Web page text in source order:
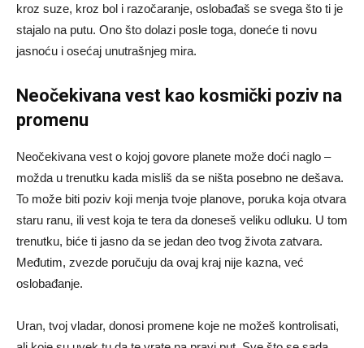
kroz suze, kroz bol i razočaranje, oslobađaš se svega što ti je
stajalo na putu. Ono što dolazi posle toga, doneće ti novu
jasnoću i osećaj unutrašnjeg mira.
Neočekivana vest kao kosmički poziv na
promenu
Neočekivana vest o kojoj govore planete može doći naglo –
možda u trenutku kada misliš da se ništa posebno ne dešava.
To može biti poziv koji menja tvoje planove, poruka koja otvara
staru ranu, ili vest koja te tera da doneseš veliku odluku. U tom
trenutku, biće ti jasno da se jedan deo tvog života zatvara.
Međutim, zvezde poručuju da ovaj kraj nije kazna, već
oslobađanje.
Uran, tvoj vladar, donosi promene koje ne možeš kontrolisati,